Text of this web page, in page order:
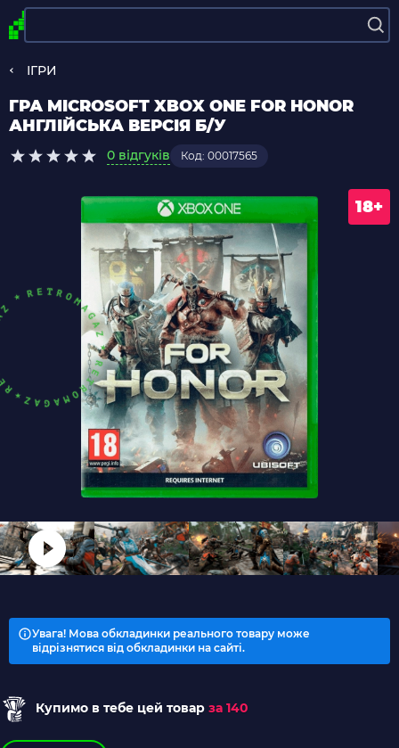
ІГРИ
ГРА MICROSOFT XBOX ONE FOR HONOR
АНГЛІЙСЬКА ВЕРСІЯ Б/У
0 відгуків Код: 00017565
18+
Увага! Мова обкладинки реального товару може
відрізнятися від обкладинки на сайті.
Купимо в тебе цей товар за 140